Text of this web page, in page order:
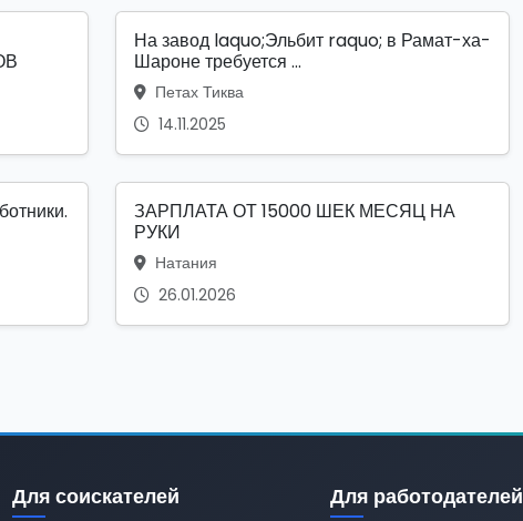
На завод laquo;Эльбит raquo; в Рамат-ха-
Шароне требуется ...
Петах Тиква
14.11.2025
ЗАРПЛАТА ОТ 15000 ШЕК МЕСЯЦ НА
РУКИ
Натания
26.01.2026
Для соискателей Для работодателей